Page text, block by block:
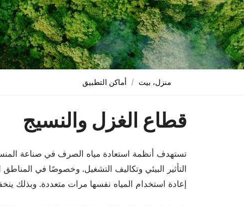
منزل، بيت أماكن التطبيق
قطاع الغزل والنسيج
تستهدف أنظمة استعادة مياه الصرف في صناعة
التأثير البيئي وتكاليف التشغيل. وخصوصًا في
إعادة استخدام المياه نفسها مرات متعددة. وبذلك